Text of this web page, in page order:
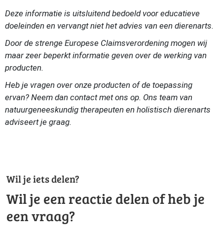
Deze informatie is uitsluitend bedoeld voor educatieve
doeleinden en vervangt niet het advies van een dierenarts.
Door de strenge Europese Claimsverordening mogen wij
maar zeer beperkt informatie geven over de werking van
producten.
Heb je vragen over onze producten of de toepassing
ervan? Neem dan contact met ons op. Ons team van
natuurgeneeskundig therapeuten en holistisch dierenarts
adviseert je graag.
Wil je iets delen?
Wil je een reactie delen of heb je
een vraag?